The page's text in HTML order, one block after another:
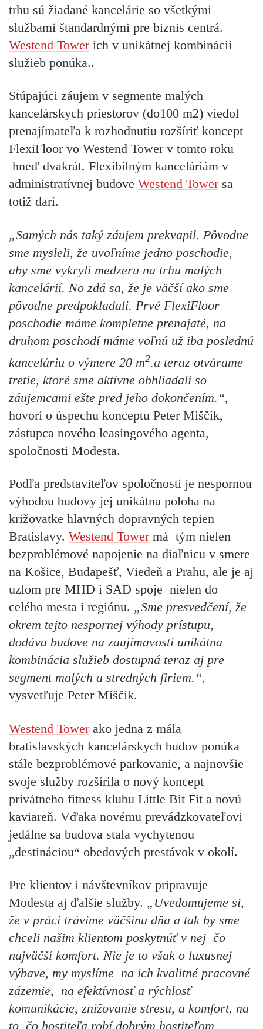
trhu sú žiadané kancelárie so všetkými
službami štandardnými pre biznis centrá.
Westend Towerich v unikátnej kombinácii
služieb ponúka..
Stúpajúci záujem v segmente malých
kancelárskych priestorov (do100 m2) viedol
prenajímateľa k rozhodnutiu rozšíriť koncept
FlexiFloor vo Westend Tower v tomto roku
hneď dvakrát. Flexibilným kanceláriám v
administratívnej budove Westend Towersa
totiž darí.
„Samých nás taký záujem prekvapil. Pôvodne
sme mysleli, že uvoľníme jedno poschodie,
aby sme vykryli medzeru na trhu malých
kancelárií. No zdá sa, že je väčší ako sme
pôvodne predpokladali. Prvé FlexiFloor
poschodie máme kompletne prenajaté, na
druhom poschodí máme voľnú už iba poslednú
kanceláriu o výmere 20 m2.a teraz otvárame
tretie, ktoré sme aktívne obhliadali so
záujemcami ešte pred jeho dokončením.“,
hovorí o úspechu konceptu Peter Miščík,
zástupca nového leasingového agenta,
spoločnosti Modesta.
Podľa predstaviteľov spoločnosti je nespornou
výhodou budovy jej unikátna poloha na
križovatke hlavných dopravných tepien
Bratislavy. Westend Towermá tým nielen
bezproblémové napojenie na diaľnicu v smere
na Košice, Budapešť, Viedeň a Prahu, ale je aj
uzlom pre MHD i SAD spoje nielen do
celého mesta i regiónu. „Sme presvedčení, že
okrem tejto nespornej výhody prístupu,
dodáva budove na zaujímavosti unikátna
kombinácia služieb dostupná teraz aj pre
segment malých a stredných firiem.“,
vysvetľuje Peter Miščík.
Westend Towerako jedna z mála
bratislavských kancelárskych budov ponúka
stále bezproblémové parkovanie, a najnovšie
svoje služby rozšírila o nový koncept
privátneho fitness klubu Little Bit Fit a novú
kaviareň. Vďaka novému prevádzkovateľovi
jedálne sa budova stala vychytenou
„destináciou“ obedových prestávok v okolí.
Pre klientov i návštevníkov pripravuje
Modesta aj ďalšie služby. „Uvedomujeme si,
že v práci trávime väčšinu dňa a tak by sme
chceli našim klientom poskytnúť v nej čo
najväčší komfort. Nie je to však o luxusnej
výbave, my myslíme na ich kvalitné pracovné
zázemie, na efektívnosť a rýchlosť
komunikácie, znižovanie stresu, a komfort, na
to, čo hostiteľa robí dobrým hostiteľom